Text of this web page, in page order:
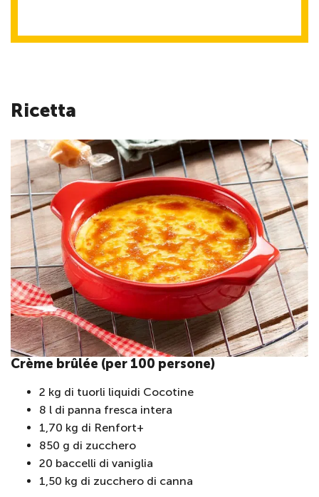
Ricetta
Crème brûlée (per 100 persone)
2 kg di tuorli liquidi Cocotine
8 l di panna fresca intera
1,70 kg di Renfort+
850 g di zucchero
20 baccelli di vaniglia
1,50 kg di zucchero di canna